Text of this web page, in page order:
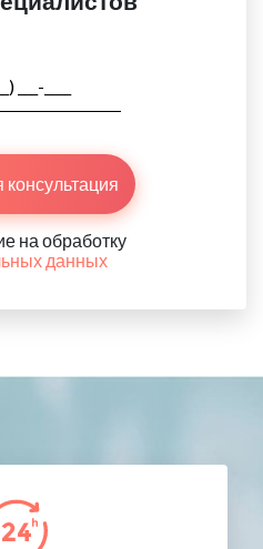
на обработку
данных